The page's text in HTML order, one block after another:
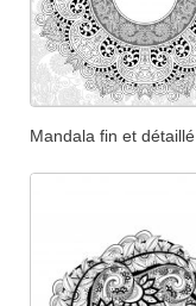
Mandala fin et détaillé